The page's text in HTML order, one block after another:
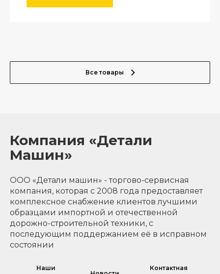
Все товары
Компания «Детали
Машин»
ООО «Детали машин» - торгово-сервисная
компания, которая с 2008 года предоставляет
комплексное снабжение клиентов лучшими
образцами импортной и отечественной
дорожно-строительной техники, с
последующим поддержанием её в исправном
состоянии
Наши
Контактная